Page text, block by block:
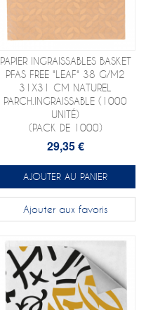
PAPIER INGRAISSABLES BASKET
PFAS FREE "LEAF" 38 G/M2
31X31 CM NATUREL
PARCH.INGRAISSABLE (1000
UNITÉ)
(PACK DE 1000)
29,35 €
AJOUTER AU PANIER
Ajouter aux favoris